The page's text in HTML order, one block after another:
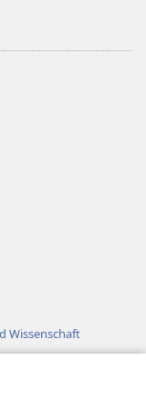
Wissenschaft